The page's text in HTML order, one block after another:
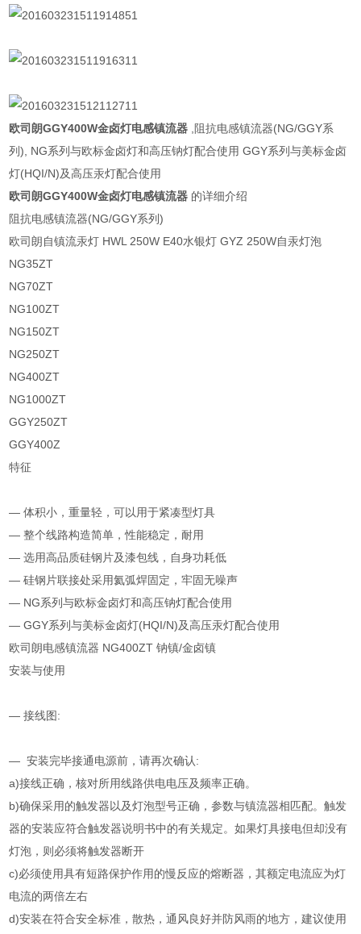
欧司朗GGY400W金卤灯电感镇流器 ,阻抗电感镇流器(NG/GGY系
列), NG系列与欧标金卤灯和高压钠灯配合使用 GGY系列与美标金卤
灯(HQI/N)及高压汞灯配合使用
欧司朗GGY400W金卤灯电感镇流器 的详细介绍
阻抗电感镇流器(NG/GGY系列)
欧司朗自镇流汞灯 HWL 250W E40水银灯 GYZ 250W自汞灯泡
NG35ZT
NG70ZT
NG100ZT
NG150ZT
NG250ZT
NG400ZT
NG1000ZT
GGY250ZT
GGY400Z
特征
— 体积小，重量轻，可以用于紧凑型灯具
— 整个线路构造简单，性能稳定，耐用
— 选用高品质硅钢片及漆包线，自身功耗低
— 硅钢片联接处采用氦弧焊固定，牢固无噪声
— NG系列与欧标金卤灯和高压钠灯配合使用
— GGY系列与美标金卤灯(HQI/N)及高压汞灯配合使用
欧司朗电感镇流器 NG400ZT 钠镇/金卤镇
安装与使用
— 接线图:
— 安装完毕接通电源前，请再次确认:
a)接线正确，核对所用线路供电电压及频率正确。
b)确保采用的触发器以及灯泡型号正确，参数与镇流器相匹配。触发
器的安装应符合触发器说明书中的有关规定。如果灯具接电但却没有
灯泡，则必须将触发器断开
c)必须使用具有短路保护作用的慢反应的熔断器，其额定电流应为灯
电流的两倍左右
d)安装在符合安全标准，散热，通风良好并防风雨的地方，建议使用